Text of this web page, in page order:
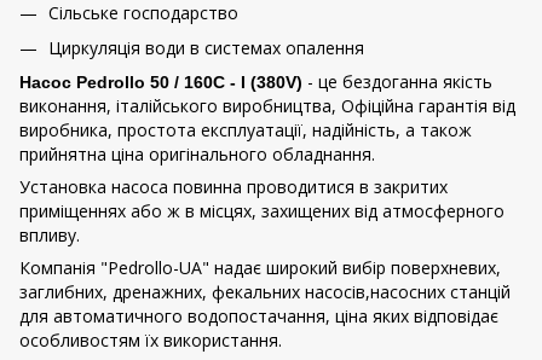
Сільське господарство
Циркуляція води в системах опалення
Насос Pedrollo 50 / 160C - I (380V) - це бездоганна якість
виконання, італійського виробництва, Офіційна гарантія від
виробника, простота експлуатації, надійність, а також
прийнятна ціна оригінального обладнання.
Установка насоса повинна проводитися в закритих
приміщеннях або ж в місцях, захищених від атмосферного
впливу.
Компанія "Pedrollo-UA" надає широкий вибір поверхневих,
заглибних, дренажних, фекальних насосів,насосних станцій
для автоматичного водопостачання, ціна яких відповідає
особливостям їх використання.